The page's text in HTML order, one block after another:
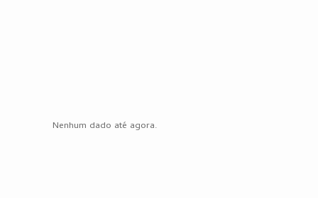
Nenhum dado até agora.